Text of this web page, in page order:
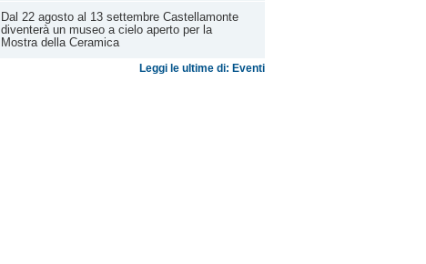
Dal 22 agosto al 13 settembre Castellamonte
diventerà un museo a cielo aperto per la
Mostra della Ceramica
Leggi le ultime di: Eventi